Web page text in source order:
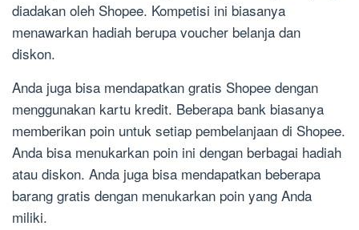
diadakan oleh Shopee. Kompetisi ini biasanya
menawarkan hadiah berupa voucher belanja dan
diskon.
Anda juga bisa mendapatkan gratis Shopee dengan
menggunakan kartu kredit. Beberapa bank biasanya
memberikan poin untuk setiap pembelanjaan di Shopee.
Anda bisa menukarkan poin ini dengan berbagai hadiah
atau diskon. Anda juga bisa mendapatkan beberapa
barang gratis dengan menukarkan poin yang Anda
miliki.